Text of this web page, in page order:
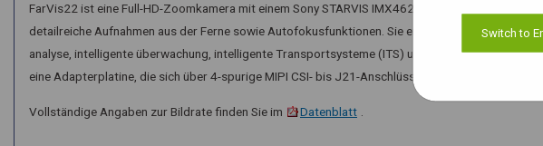
FarVis22 ist eine Full-HD-Zoomkamera mit einem Sony STARVIS IMX462 CMOS-Bildsensor
detailreiche Aufnahmen aus der Ferne sowie Autofokusfunktionen. Sie eignet sich ideal für
analyse, intelligente überwachung, intelligente Transportsysteme (ITS) und
eine Adapterplatine, die sich über 4-spurige MIPI CSI- bis J21-Anschlüsse nahtlos in Jetson
Vollständige Angaben zur Bildrate finden Sie im Datenblatt
Switch to